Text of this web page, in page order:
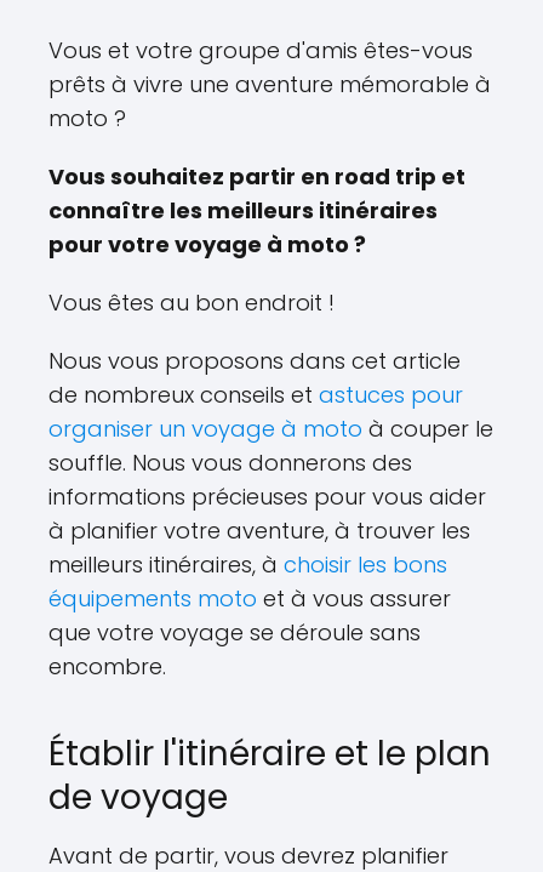
Vous et votre groupe d'amis êtes-vous
prêts à vivre une aventure mémorable à
moto ?
Vous souhaitez partir en road trip et
connaître les meilleurs itinéraires
pour votre voyage à moto ?
Vous êtes au bon endroit !
Nous vous proposons dans cet article
de nombreux conseils et astuces pour
organiser un voyage à moto à couper le
souffle. Nous vous donnerons des
informations précieuses pour vous aider
à planifier votre aventure, à trouver les
meilleurs itinéraires, à choisir les bons
équipements moto et à vous assurer
que votre voyage se déroule sans
encombre.
Établir l'itinéraire et le plan
de voyage
Avant de partir, vous devrez planifier